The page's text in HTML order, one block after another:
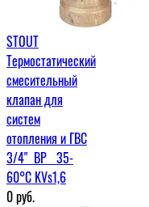
STOUT
Термостатический
смесительный
клапан для
систем
отопления и ГВС
3/4" ВР 35-
60°С KVs1,6
0руб.